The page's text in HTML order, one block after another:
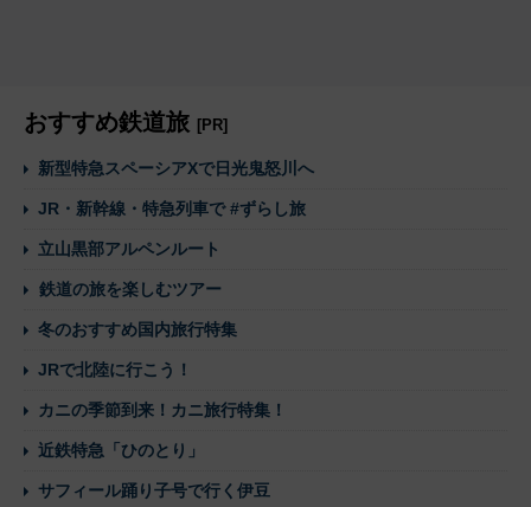
おすすめ鉄道旅 [PR]
新型特急スペーシアXで日光鬼怒川へ
JR・新幹線・特急列車で #ずらし旅
立山黒部アルペンルート
鉄道の旅を楽しむツアー
冬のおすすめ国内旅行特集
JRで北陸に行こう！
カニの季節到来！カニ旅行特集！
近鉄特急「ひのとり」
サフィール踊り子号で行く伊豆